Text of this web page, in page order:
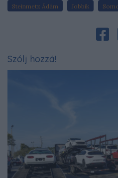
Steinmetz Ádám Jobbik
Szólj hozzá!